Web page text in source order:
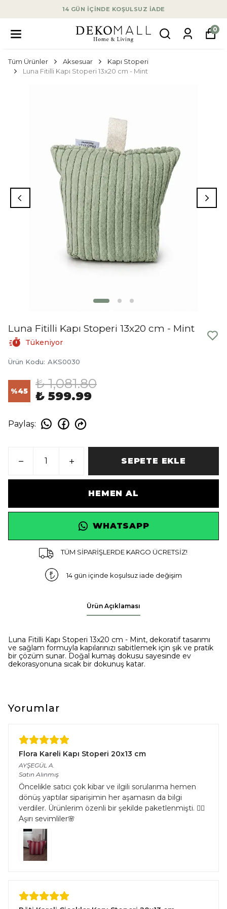
14 GÜN İÇİNDE KOŞULSUZ İADE
0
Tüm Ürünler Aksesuar
Kapı Stoperi
Luna Fitilli Kapı Stoperi 13x20 cm - Mint
Luna Fitilli Kapı Stoperi 13x20 cm - Mint
Tükeniyor
Ürün Kodu: AKS0030
%45 ₺ 1,081.80
₺ 599.99
Paylaş:
SEPETE EKLE
HEMEN AL
WHATSAPP
TÜM SİPARİŞLERDE KARGO ÜCRETSİZ!
14 gün içinde koşulsuz iade değişim
Ürün Açıklaması
Luna Fitilli Kapı Stoperi 13x20 cm - Mint, dekoratif tasarımı
ve sağlam formuyla kapılarınızı sabitlemek için şık ve pratik
bir çözüm sunar. Doğal kumaş dokusu sayesinde ev
dekorasyonuna sıcak bir dokunuş katar.
Yorumlar
Flora Kareli Kapı Stoperi 20x13 cm
AYŞEGÜL A.
Satın Alınmış
Öncelikle satıcı çok kibar ve ilgili sorularıma hemen
dönüş yaptılar siparişimin her aşamasın da bilgi
verdiler. Ürünlerim özenli bir şekilde paketlenmişti. 👌🏻
Aşırı sevimliler🌸